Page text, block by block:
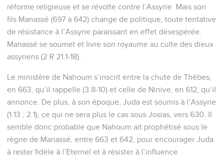
réforme religieuse et se révolte contre l’Assyrie. Mais son
fils Manassé (697 à 642) change de politique, toute tentative
de résistance à l’Assyrie paraissant en effet désespérée.
Manassé se soumet et livre son royaume au culte des dieux
assyriens (2 R 21.1-18).
Le ministère de Nahoum s’inscrit entre la chute de Thèbes,
en 663, qu’il rappelle (3.8-10) et celle de Ninive, en 612, qu’il
annonce. De plus, à son époque, Juda est soumis à l’Assyrie
(1.13 ; 2.1), ce qui ne sera plus le cas sous Josias, vers 630. Il
semble donc probable que Nahoum ait prophétisé sous le
règne de Manassé, entre 663 et 642, pour encourager Juda
à rester fidèle à l’Eternel et à résister à l’influence